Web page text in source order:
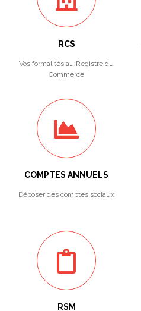
RCS
Vos formalités au Registre du
Commerce
COMPTES ANNUELS
Déposer des comptes sociaux
RSM